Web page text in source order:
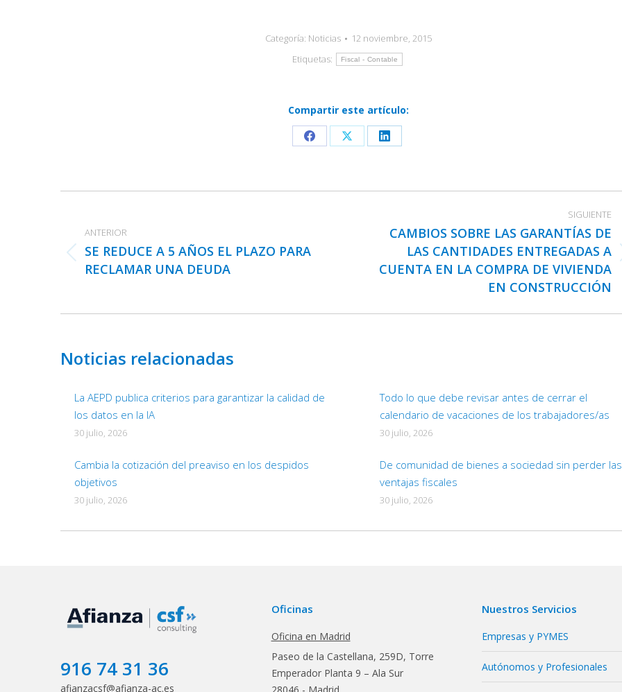
Categoría: Noticias
12 noviembre, 2015
Etiquetas:
Fiscal - Contable
Compartir este artículo:
Share
Facebook
Share
X
Share
LinkedIn
entre
publicaciones
ANTERIOR
Publicación
anterior:
SE REDUCE A 5 AÑOS EL PLAZO PARA
RECLAMAR UNA DEUDA
SIGUIENTE
Publicación
siguiente:
CAMBIOS SOBRE LAS GARANTÍAS DE
LAS CANTIDADES ENTREGADAS A
CUENTA EN LA COMPRA DE VIVIENDA
EN CONSTRUCCIÓN
Noticias relacionadas
La AEPD publica criterios para garantizar la calidad de
los datos en la IA
30 julio, 2026
Todo lo que debe revisar antes de cerrar el
calendario de vacaciones de los trabajadores/as
30 julio, 2026
Cambia la cotización del preaviso en los despidos
objetivos
30 julio, 2026
De comunidad de bienes a sociedad sin perder las
ventajas fiscales
30 julio, 2026
916 74 31 36
afianzacsf@afianza-ac.es
Oficinas
Oficina en Madrid
Paseo de la Castellana, 259D, Torre
Emperador Planta 9 – Ala Sur
Nuestros Servicios
Empresas y PYMES
Autónomos y Profesionales